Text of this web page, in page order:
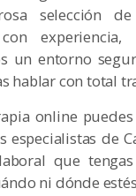
selección de
experiencia,
un entorno
hablar con total
online
especialistas de
que
ni dónde